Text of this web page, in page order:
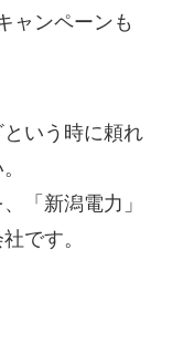
ャンペーンも
いう時に頼れ
「新潟電力」
です。